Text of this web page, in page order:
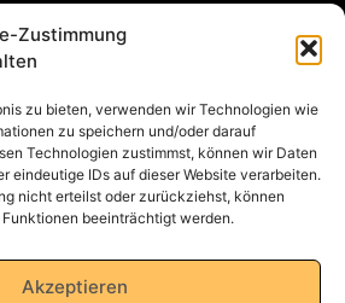
Zustimmung
zu bieten, verwenden wir Technologien wie
zu speichern und/oder darauf
Technologien zustimmst, können wir Daten
eindeutige IDs auf dieser Website verarbeiten.
nicht erteilst oder zurückziehst, können
beeinträchtigt werden.
Akzeptieren
immobilien.de
kontakt